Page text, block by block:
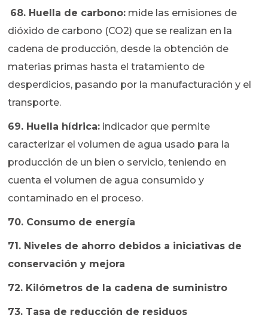
68. Huella de carbono: mide las emisiones de
dióxido de carbono (CO2) que se realizan en la
cadena de producción, desde la obtención de
materias primas hasta el tratamiento de
desperdicios, pasando por la manufacturación y el
transporte.
69. Huella hídrica: indicador que permite
caracterizar el volumen de agua usado para la
producción de un bien o servicio, teniendo en
cuenta el volumen de agua consumido y
contaminado en el proceso.
70. Consumo de energía
71. Niveles de ahorro debidos a iniciativas de
conservación y mejora
72. Kilómetros de la cadena de suministro
73. Tasa de reducción de residuos